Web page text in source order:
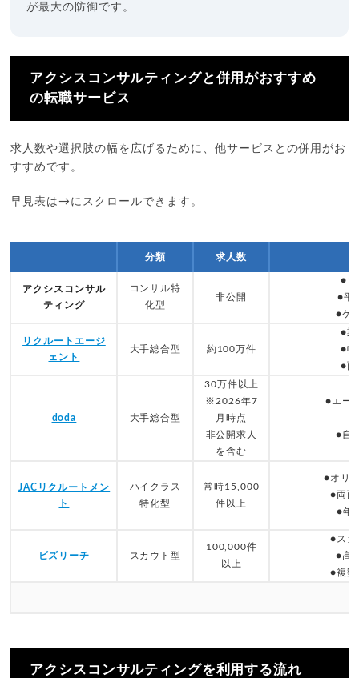
が最大の防御です。
アクシスコンサルティングと併用がおすすめ
の転職サービス
求人数や選択肢の幅を広げるために、他サービスとの併用がお
すすめです。
早見表は→にスクロールできます。
分類 求人数
アクシスコンサル
ティング
コンサル特
化型
非公開
●コ
●平
●ケ
リクルートエージ
ェント
大手総合型 約100万件
●業
●幅
●面
doda 大手総合型
30万件以上
※2026年7
月時点
非公開求人
を含む
●エー
●自
JACリクルートメン
ト
ハイクラス
特化型
常時15,000
件以上
●オリ
●両面
●年
ビズリーチ スカウト型
100,000件
以上
●スカ
●高
●複数
アクシスコンサルティングを利用する流れ